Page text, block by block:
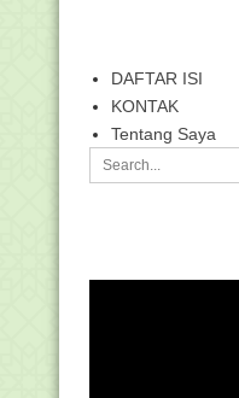
DAFTAR ISI
KONTAK
Tentang Saya